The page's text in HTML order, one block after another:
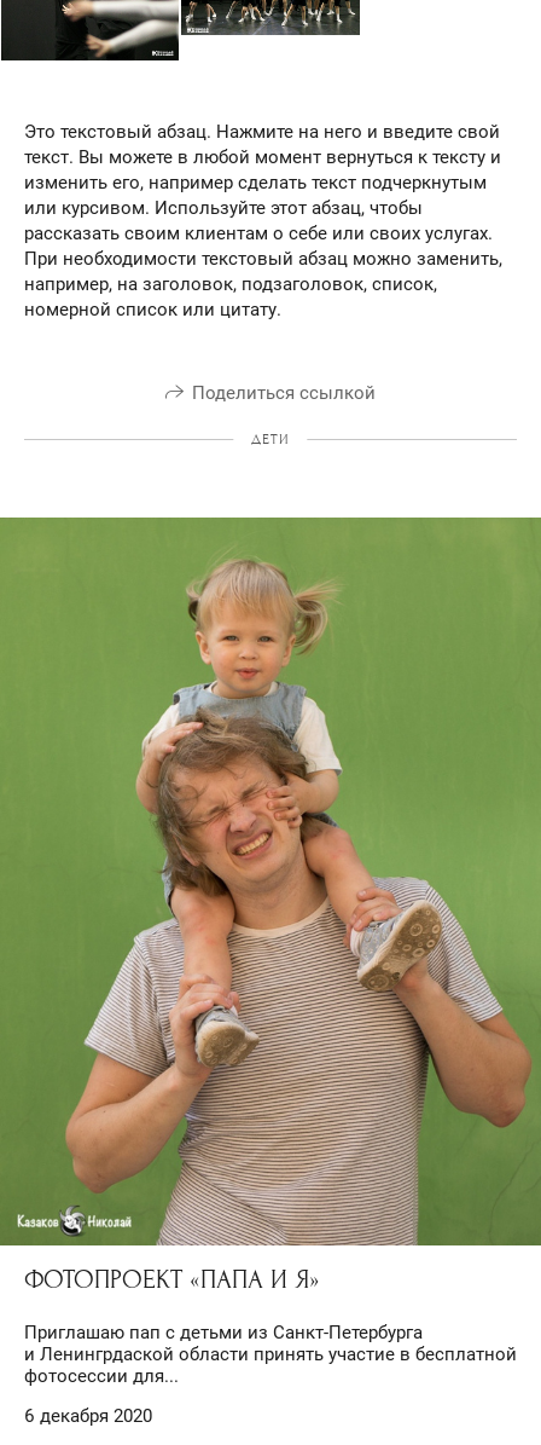
Это текстовый абзац. Нажмите на него и введите свой
текст. Вы можете в любой момент вернуться к тексту и
изменить его, например сделать текст подчеркнутым
или курсивом. Используйте этот абзац, чтобы
рассказать своим клиентам о себе или своих услугах.
При необходимости текстовый абзац можно заменить,
например, на заголовок, подзаголовок, список,
номерной список или цитату.
Поделиться ссылкой
ДЕТИ
ФОТОПРОЕКТ «ПАПА И Я»
Приглашаю пап с детьми из Санкт-Петербурга
и Ленингрдаской области принять участие в бесплатной
фотосессии для...
6 декабря 2020